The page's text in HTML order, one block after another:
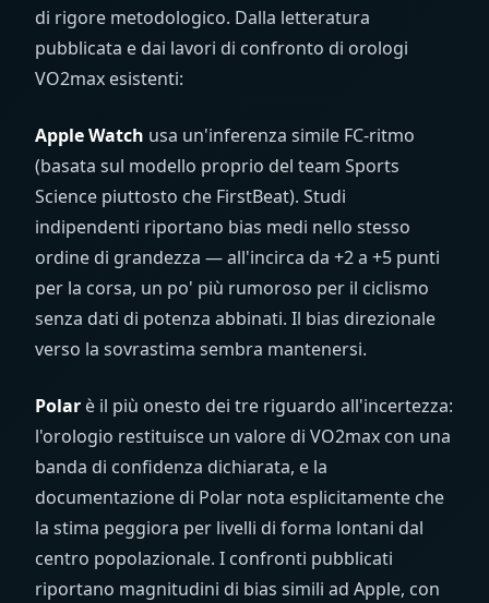
di rigore metodologico. Dalla letteratura
pubblicata e dai lavori di confronto di orologi
VO2max esistenti:
Apple Watch usa un'inferenza simile FC-ritmo
(basata sul modello proprio del team Sports
Science piuttosto che FirstBeat). Studi
indipendenti riportano bias medi nello stesso
ordine di grandezza — all'incirca da +2 a +5 punti
per la corsa, un po' più rumoroso per il ciclismo
senza dati di potenza abbinati. Il bias direzionale
verso la sovrastima sembra mantenersi.
Polar è il più onesto dei tre riguardo all'incertezza:
l'orologio restituisce un valore di VO2max con una
banda di confidenza dichiarata, e la
documentazione di Polar nota esplicitamente che
la stima peggiora per livelli di forma lontani dal
centro popolazionale. I confronti pubblicati
riportano magnitudini di bias simili ad Apple, con